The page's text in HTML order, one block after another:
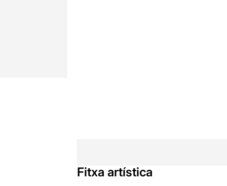
Fitxa artística